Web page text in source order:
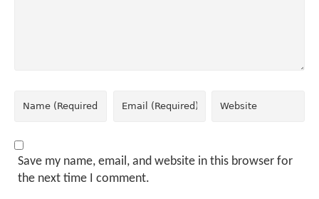
Save my name, email, and website in this browser for
the next time I comment.